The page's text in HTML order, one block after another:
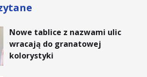
Nowe tablice z nazwami ulic
wracają do granatowej
kolorystyki